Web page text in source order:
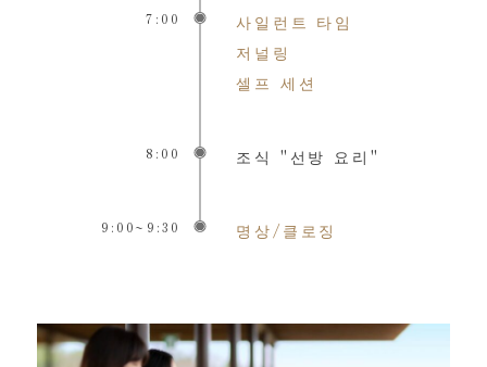
7:00
사일런트 타임
저널링
셀프 세션
8:00 조식 "선방 요리"
9:00~9:30 명상/클로징